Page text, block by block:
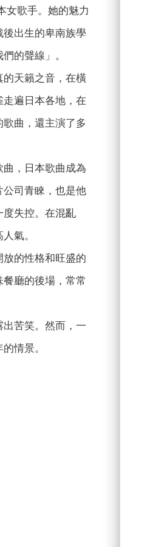
女歌手。她的魅力
出生的卑南族學
的聲線」。
天籟之音，在橫
遍日本各地，在
曲，還主演了多
，日本歌曲成為
司青睞，也是他
度失控。在混亂
氣。
的性格和旺盛的
廳的後場，常常
苦笑。然而，一
情景。